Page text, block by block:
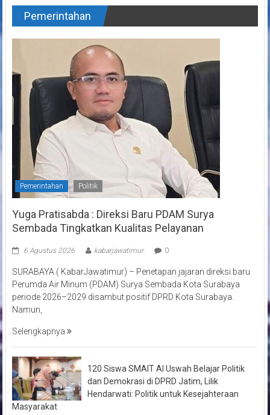
Pemerintahan
Pemerintahan Politik
Yuga Pratisabda : Direksi Baru PDAM Surya
Sembada Tingkatkan Kualitas Pelayanan
6 Agustus 2026 kabarjawatimur 0
SURABAYA ( KabarJawatimur) – Penetapan jajaran direksi baru
Perumda Air Minum (PDAM) Surya Sembada Kota Surabaya
periode 2026–2029 disambut positif DPRD Kota Surabaya.
Namun,
Selengkapnya
120 Siswa SMAIT Al Uswah Belajar Politik
dan Demokrasi di DPRD Jatim, Lilik
Hendarwati: Politik untuk Kesejahteraan
Masyarakat